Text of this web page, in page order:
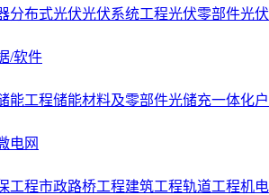
分布式光伏光伏系统工程光伏零部件光
/软件
能工程储能材料及零部件光储充一体化
电网
工程市政路桥工程建筑工程轨道工程机